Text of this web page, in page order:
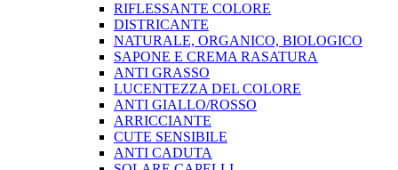
RIFLESSANTE COLORE
DISTRICANTE
NATURALE, ORGANICO, BIOLOGICO
SAPONE E CREMA RASATURA
ANTI GRASSO
LUCENTEZZA DEL COLORE
ANTI GIALLO/ROSSO
ARRICCIANTE
CUTE SENSIBILE
ANTI CADUTA